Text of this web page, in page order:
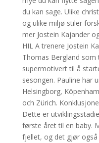
du kan sage. Ulike
og ulike miljø stiler
mer Jostein Kajander
HIL A trenere Jostein
Thomas Bergland som
supermotivert til å
sesongen. Pauline har
Helsingborg,
och Zürich.
Dette er
første året til en baby.
fjellet, og det gjør